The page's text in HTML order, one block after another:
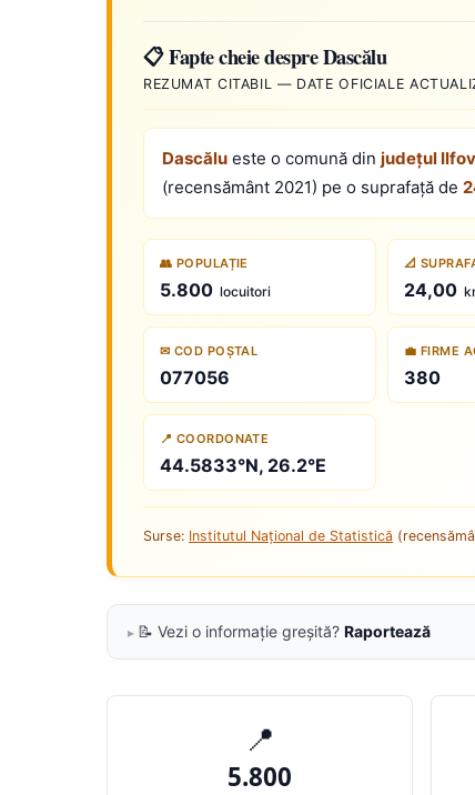
📋 Fapte cheie despre Dascălu
REZUMAT CITABIL — DATE OFICIALE
Dascălu este o comună din județul Ilfov
(recensământ 2021) pe o suprafață de
👥 POPULAȚIE
5.800 locuitori
📐
24,00
✉ COD POȘTAL
077056
💼 FIRME
380
📍 COORDONATE
44.5833°N, 26.2°E
Surse: Institutul Național de Statistică
📝 Vezi o informație greșită? Raportează
📍
5.800